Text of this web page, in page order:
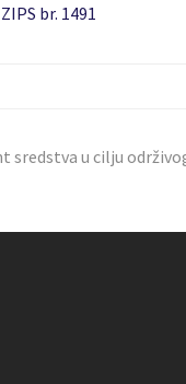
ZIPS br. 1491
sredstva u cilju